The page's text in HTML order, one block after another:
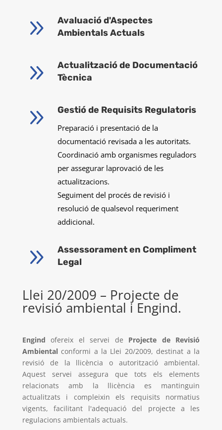
9
Avaluació d'Aspectes
Ambientals Actuals
9
Actualització de Documentació
Tècnica
9 Gestió de Requisits Regulatoris
Preparació i presentació de la
documentació revisada a les autoritats.
Coordinació amb organismes reguladors
per assegurar laprovació de les
actualitzacions.
Seguiment del procés de revisió i
resolució de qualsevol requeriment
addicional.
9
Assessorament en Compliment
Legal
Llei 20/2009 – Projecte de
revisió ambiental i Engind.
Engind ofereix el servei de Projecte de Revisió
Ambientalconformi a la Llei 20/2009, destinat a la
revisió de la llicència o autorització ambiental.
Aquest servei assegura que tots els elements
relacionats amb la llicènciaes mantinguin
actualitzats i compleixin els requisits normatius
vigents, facilitant l'adequació del projecte a les
regulacions ambientals actuals.